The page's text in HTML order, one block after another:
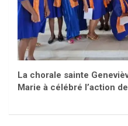
La chorale sainte
Marie à célébré l’action